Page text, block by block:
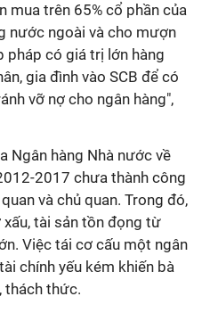
mua trên 65% cổ phần của
nước ngoài và cho mượn
pháp có giá trị lớn hàng
gia đình vào SCB để có
vỡ nợ cho ngân hàng",
Ngân hàng Nhà nước về
2017 chưa thành công
và chủ quan. Trong đó,
tài sản tồn đọng từ
Việc tái cơ cấu một ngân
chính yếu kém khiến bà
thách thức.